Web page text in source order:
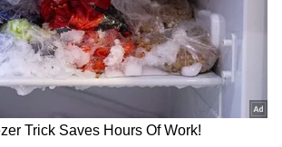
நிரப்பும் முன்,